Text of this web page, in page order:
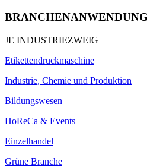
JE INDUSTRIEZWEIG
Etikettendruckmaschine
Industrie, Chemie und Produktion
Bildungswesen
HoReCa & Events
Einzelhandel
Grüne Branche